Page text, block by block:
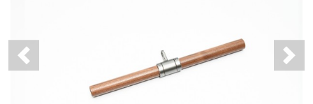
Previous Next